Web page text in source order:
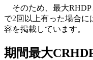
そのため、最大RHDP
で2回以上有った場合に
容を掲載しています。
期間最大